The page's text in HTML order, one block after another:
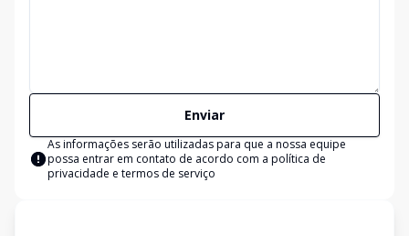
Enviar
As informações serão utilizadas para que a nossa equipe
possa entrar em contato de acordo com a política de
privacidade e termos de serviço